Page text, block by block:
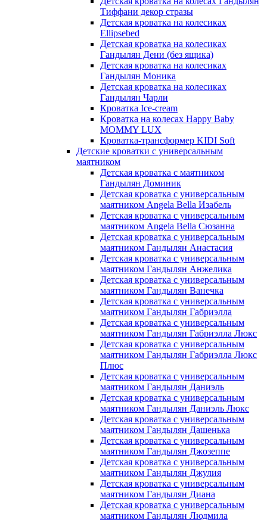
Тиффани декор стразы
Детская кроватка на колесиках
Ellipsebed
Детская кроватка на колесиках
Гандылян Дени (без ящика)
Детская кроватка на колесиках
Гандылян Моника
Детская кроватка на колесиках
Гандылян Чарли
Кроватка Ice-cream
Кроватка на колесах Happy Baby
MOMMY LUX
Кроватка-трансформер KIDI Soft
Детские кроватки с универсальным
маятником
Детская кроватка с маятником
Гандылян Доминик
Детская кроватка с универсальным
маятником Angela Bella Изабель
Детская кроватка с универсальным
маятником Angela Bella Сюзанна
Детская кроватка с универсальным
маятником Гандылян Анастасия
Детская кроватка с универсальным
маятником Гандылян Анжелика
Детская кроватка с универсальным
маятником Гандылян Ванечка
Детская кроватка с универсальным
маятником Гандылян Габриэлла
Детская кроватка с универсальным
маятником Гандылян Габриэлла Люкс
Детская кроватка с универсальным
маятником Гандылян Габриэлла Люкс
Плюс
Детская кроватка с универсальным
маятником Гандылян Даниэль
Детская кроватка с универсальным
маятником Гандылян Даниэль Люкс
Детская кроватка с универсальным
маятником Гандылян Дашенька
Детская кроватка с универсальным
маятником Гандылян Джозеппе
Детская кроватка с универсальным
маятником Гандылян Джулия
Детская кроватка с универсальным
маятником Гандылян Диана
Детская кроватка с универсальным
маятником Гандылян Людмила